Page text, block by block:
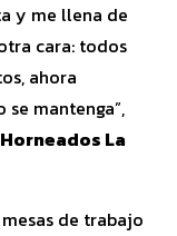
y me llena de
cara: todos
ahora
mantenga”,
Horneados La
de trabajo